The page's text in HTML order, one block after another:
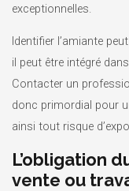
exceptionnelles.
Identifier l’amiante
il peut être intégré
Contacter un
donc primordial pour
ainsi tout risque
L’obligation
vente ou